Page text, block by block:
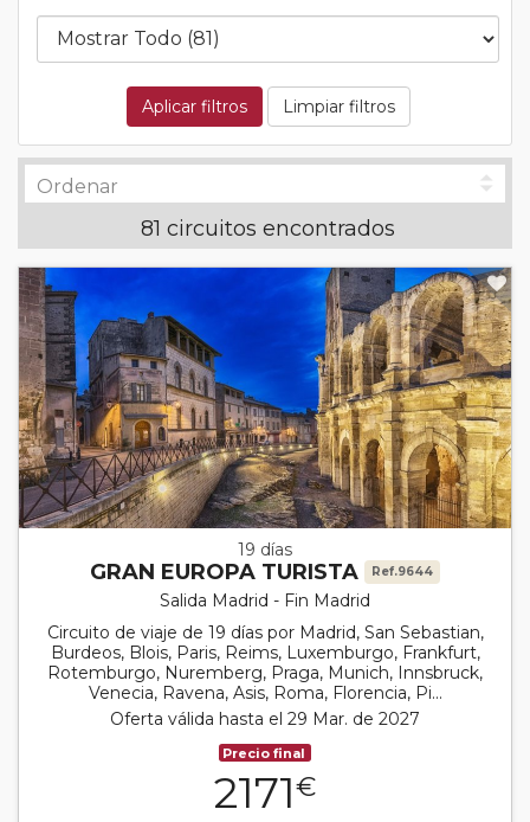
Aplicar filtros Limpiar filtros
81 circuitos encontrados
19 días
GRAN EUROPA TURISTA Ref.9644
Salida Madrid - Fin Madrid
Circuito de viaje de 19 días por Madrid, San Sebastian,
Burdeos, Blois, Paris, Reims, Luxemburgo, Frankfurt,
Rotemburgo, Nuremberg, Praga, Munich, Innsbruck,
Venecia, Ravena, Asis, Roma, Florencia, Pi...
Oferta válida hasta el 29 Mar. de 2027
Precio final
2171€